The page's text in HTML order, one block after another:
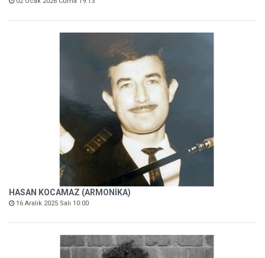
HASAN KOCAMAZ (ARMONİKA)
16 Aralık 2025 Salı 10:00